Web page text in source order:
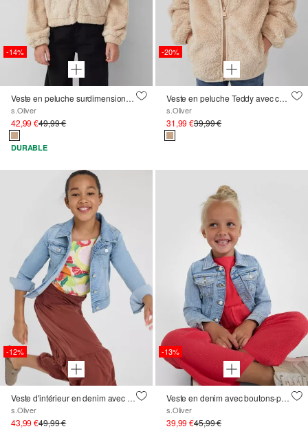
-14%
Veste en peluche surdimensionnée avec fermeture éclair et capuche
s.Oliver
42,99 €49,99 €
DURABLE
-20%
Veste en peluche Teddy avec capuche
s.Oliver
31,99 €39,99 €
-12%
Veste d'intérieur en denim avec délavage et effet usé
s.Oliver
43,99 €49,99 €
-13%
Veste en denim avec boutons-pression
s.Oliver
39,99 €45,99 €